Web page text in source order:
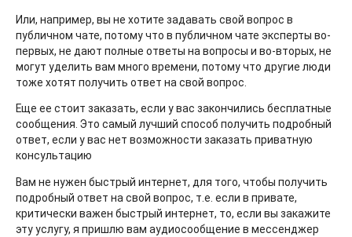
Или, например, вы не хотите задавать свой вопрос в
публичном чате, потому что в публичном чате эксперты во-
первых, не дают полные ответы на вопросы и во-вторых, не
могут уделить вам много времени, потому что другие люди
тоже хотят получить ответ на свой вопрос.
Еще ее стоит заказать, если у вас закончились бесплатные
сообщения. Это самый лучший способ получить подробный
ответ, если у вас нет возможности заказать приватную
консультацию
Вам не нужен быстрый интернет, для того, чтобы получить
подробный ответ на свой вопрос, т.е. если в привате,
критически важен быстрый интернет, то, если вы закажите
эту услугу, я пришлю вам аудиосообщение в мессенджер